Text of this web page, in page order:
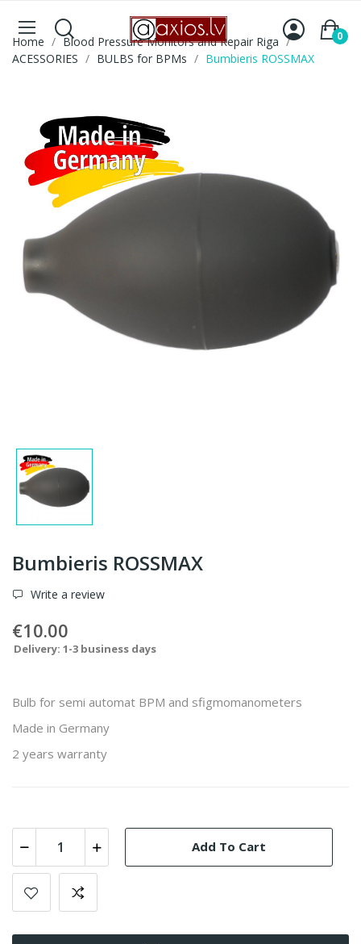
0
Home
Blood Pressure Monitors and Repair Riga
ACESSORIES
BULBS for BPMs Bumbieris ROSSMAX
Bumbieris ROSSMAX
Write a review
€10.00
Delivery: 1-3 business days
Bulb for semi automat BPM and sfigmomanometers
Made in Germany
2 years warranty
Add To Cart